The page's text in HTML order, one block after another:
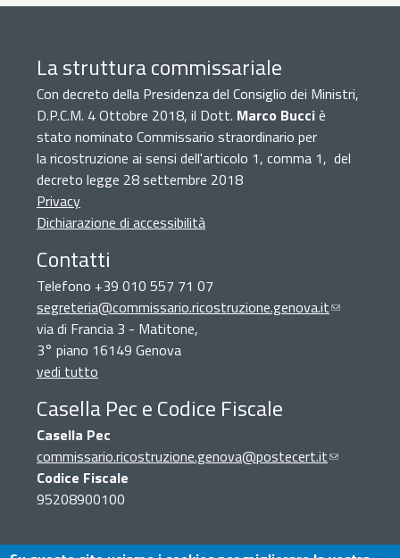
La struttura commissariale
Con decreto della Presidenza del Consiglio dei Ministri,
D.P.C.M. 4 Ottobre 2018, il Dott. Marco Bucciè
stato nominato Commissario straordinario per
la ricostruzione ai sensi dell'articolo 1, comma 1, del
decreto legge 28 settembre 2018
Privacy
Dichiarazione di accessibilità
Contatti
Telefono +39 010 557 71 07
segreteria@commissario.ricostruzione.genova.it(link
via di Francia 3 - Matitone,
3° piano 16149 Genova
vedi tutto
Casella Pec e Codice Fiscale
Casella Pec
commissario.ricostruzione.genova@postecert.it(link
Codice Fiscale
95208900100